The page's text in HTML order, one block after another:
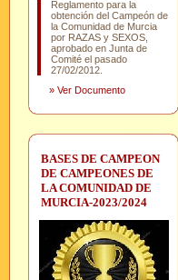
Reglamento para la
obtención del Campeón de
la Comunidad de Murcia
por RAZAS y SEXOS,
aprobado en Junta de
Comité el pasado
27/02/2012.
» Ver Documento
BASES DE CAMPEON
DE CAMPEONES DE
LA COMUNIDAD DE
MURCIA-2023/2024